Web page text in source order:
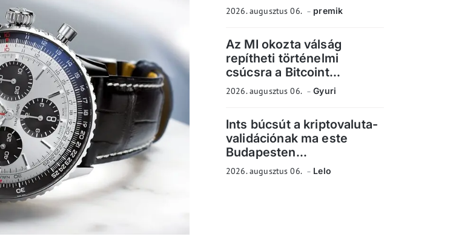
2026. augusztus 06. premik
Az MI okozta válság
repítheti történelmi
csúcsra a Bitcoint...
2026. augusztus 06. Gyuri
Ints búcsút a kriptovaluta-
validációnak ma este
Budapesten...
2026. augusztus 06. Lelo